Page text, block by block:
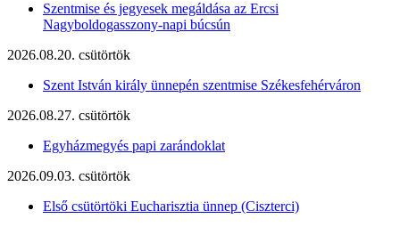
Szentmise és jegyesek megáldása az Ercsi
Nagyboldogasszony-napi búcsún
2026.08.20. csütörtök
Szent István király ünnepén szentmise Székesfehérváron
2026.08.27. csütörtök
Egyházmegyés papi zarándoklat
2026.09.03. csütörtök
Első csütörtöki Eucharisztia ünnep (Ciszterci)